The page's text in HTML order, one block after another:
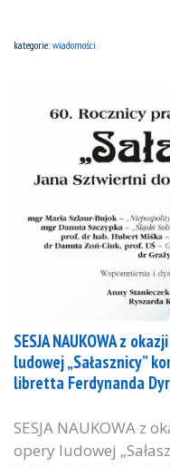
kategorie: wiadomości
SESJA NAUKOWA z
ludowej „Sałasznicy”
libretta Ferdynanda
SESJA NAUKOWA z
opery ludowej